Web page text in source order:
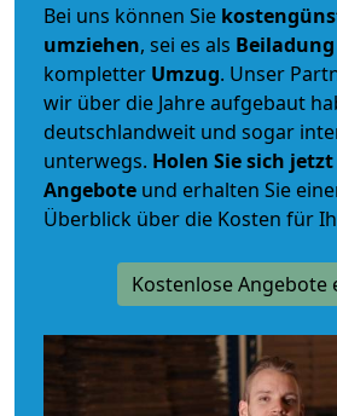
Bei uns können Sie
umziehen, sei es als Beiladung
kompletter Umzug. Unser
wir über die Jahre aufgebaut
deutschlandweit und sogar
unterwegs. Holen Sie sich
Angebote und erhalten Sie
Überblick über die Kosten für
Kostenlose Angebote